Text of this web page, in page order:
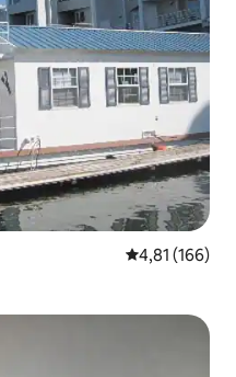
4,81 av 5 i
4,81 (166)